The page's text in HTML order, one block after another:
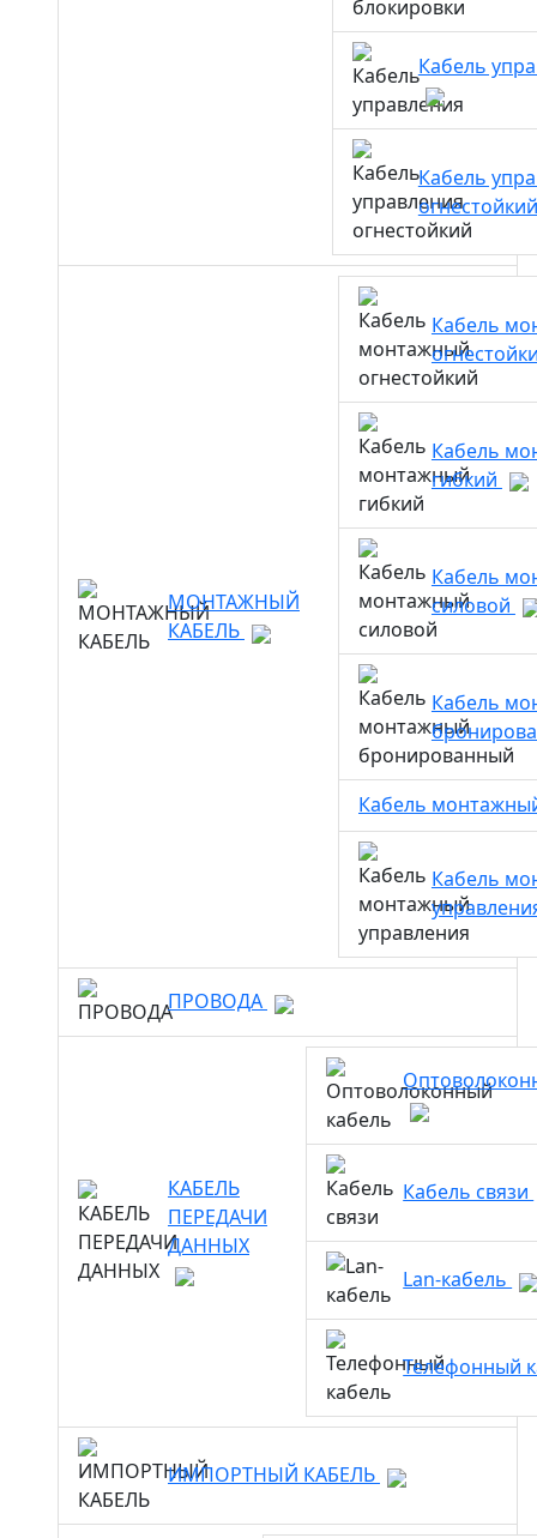
Кабель
Кабель
МОНТАЖНЫЙ
КАБЕЛЬ
Кабель
Кабель
гибкий
Кабель
силовой
Кабель
Кабель
Кабель
ПРОВОДА
КАБЕЛЬ
ПЕРЕДАЧИ
ДАННЫХ
Кабель связи
Lan-кабель
Телефонный
ИМПОРТНЫЙ КАБЕЛЬ